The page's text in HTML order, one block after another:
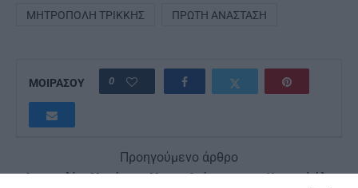
ΜΗΤΡΌΠΟΛΗ ΤΡΊΚΚΗΣ ΠΡΏΤΗ ΑΝΆΣΤΑΣΗ
ΜΟΙΡΑΣΟΥ 0
Προηγούμενο άρθρο
Αυστραλίας Μακάριος: Με την Ανάσταση του Χριστού όλα